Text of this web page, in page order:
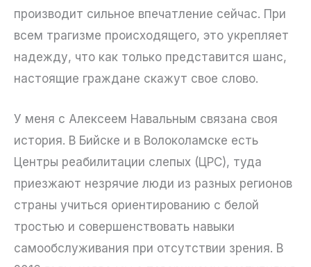
производит сильное впечатление сейчас. При
всем трагизме происходящего, это укрепляет
надежду, что как только представится шанс,
настоящие граждане скажут свое слово.
У меня с Алексеем Навальным связана своя
история. В Бийске и в Волоколамске есть
Центры реабилитации слепых (ЦРС), туда
приезжают незрячие люди из разных регионов
страны учиться ориентированию с белой
тростью и совершенствовать навыки
самообслуживания при отсутствии зрения. В